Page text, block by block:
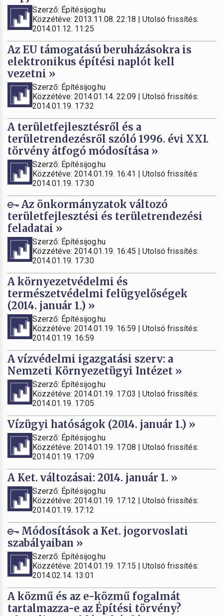
Szerző: Építésijog.hu
Közzétéve: 2013.11.08. 22:18 | Utolsó frissítés:
2014.01.12. 11:25
Az EU támogatású beruházásokra is
elektronikus építési naplót kell
vezetni »
Szerző: Építésijog.hu
Közzétéve: 2014.01.14. 22:09 | Utolsó frissítés:
2014.01.19. 17:32
A területfejlesztésről és a
területrendezésről szóló 1996. évi XXI.
törvény átfogó módosítása »
Szerző: Építésijog.hu
Közzétéve: 2014.01.19. 16:41 | Utolsó frissítés:
2014.01.19. 17:30
Az önkormányzatok változó
területfejlesztési és területrendezési
feladatai »
Szerző: Építésijog.hu
Közzétéve: 2014.01.19. 16:45 | Utolsó frissítés:
2014.01.19. 17:30
A környezetvédelmi és
természetvédelmi felügyelőségek
(2014. január 1.) »
Szerző: Építésijog.hu
Közzétéve: 2014.01.19. 16:59 | Utolsó frissítés:
2014.01.19. 16:59
A vízvédelmi igazgatási szerv: a
Nemzeti Környezetügyi Intézet »
Szerző: Építésijog.hu
Közzétéve: 2014.01.19. 17:03 | Utolsó frissítés:
2014.01.19. 17:05
Vízügyi hatóságok (2014. január 1.) »
Szerző: Építésijog.hu
Közzétéve: 2014.01.19. 17:08 | Utolsó frissítés:
2014.01.19. 17:09
A Ket. változásai: 2014. január 1. »
Szerző: Építésijog.hu
Közzétéve: 2014.01.19. 17:12 | Utolsó frissítés:
2014.01.19. 17:12
Módosítások a Ket. jogorvoslati
szabályaiban »
Szerző: Építésijog.hu
Közzétéve: 2014.01.19. 17:15 | Utolsó frissítés:
2014.02.14. 13:01
A közmű és az e-közmű fogalmát
tartalmazza-e az Építési törvény?